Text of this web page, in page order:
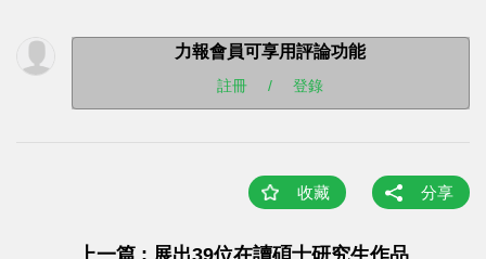
力報會員可享用評論功能
註冊 / 登錄
收藏 分享